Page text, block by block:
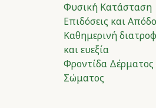
Φυσική Κατάσταση
Επιδόσεις και
Καθημερινή
και ευεξία
Φροντίδα Δέρματος
Σώματος